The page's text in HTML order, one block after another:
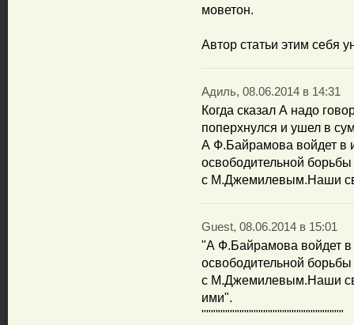
моветон.
Автор статьи этим себя
Адиль, 08.06.2014 в 14:31
Когда сказал А надо
поперхнулся и ушел в
А Ф.Байрамова войдет в
освободительной
с М.Джемилевым.Наши
Guest, 08.06.2014 в 15:01
"А Ф.Байрамова войдет
освободительной
с М.Джемилевым.Наши
ими".
""""""""""""""""""""""""""""""